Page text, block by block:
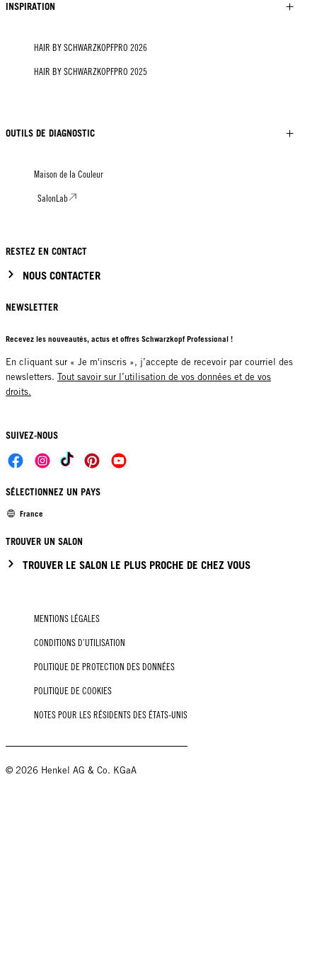
INSPIRATION
HAIR BY SCHWARZKOPFPRO 2026
HAIR BY SCHWARZKOPFPRO 2025
OUTILS DE DIAGNOSTIC
Maison de la Couleur
SalonLab
RESTEZ EN CONTACT
NOUS CONTACTER
NEWSLETTER
Recevez les nouveautés, actus et offres Schwarzkopf Professional !
En cliquant sur « Je m'inscris », j’accepte de recevoir par courriel des
newsletters. Tout savoir sur l’utilisation de vos données et de vos
droits.
SUIVEZ-NOUS
SÉLECTIONNEZ UN PAYS
France
TROUVER UN SALON
TROUVER LE SALON LE PLUS PROCHE DE CHEZ VOUS
MENTIONS LÉGALES
CONDITIONS D’UTILISATION
POLITIQUE DE PROTECTION DES DONNÉES
POLITIQUE DE COOKIES
NOTES POUR LES RÉSIDENTS DES ÉTATS-UNIS
© 2026 Henkel AG & Co. KGaA